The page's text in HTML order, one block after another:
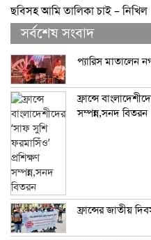
ছবিসহ আমি তালিকা চাই – নিখিল
সর্বশেষ সংবাদ
প্যারিস মাতালেন
ফ্রান্সে
সম্পন্ন,সনদ বিতরন
ফ্রান্সের জাতীয়